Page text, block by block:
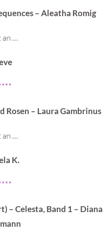
– Aleatha Romig
an …
Rosen – Laura Gambrinus
an …
K.
– Celesta, Band 1 – Diana